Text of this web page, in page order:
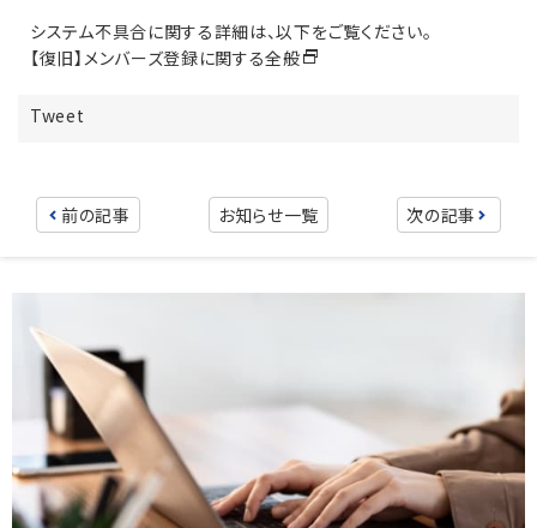
システム不具合に関する詳細は、以下をご覧ください。
【復旧】メンバーズ登録に関する全般
Tweet
前の記事 お知らせ一覧 次の記事